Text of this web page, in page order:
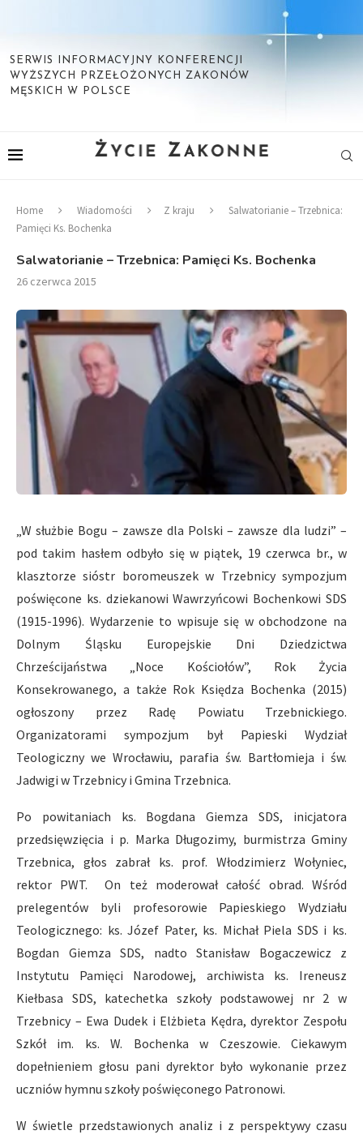
SERWIS INFORMACYJNY KONFERENCJI
WYŻSZYCH PRZEŁOŻONYCH ZAKONÓW
MĘSKICH W POLSCE
Home Wiadomości Z kraju
Salwatorianie – Trzebnica:
Pamięci Ks. Bochenka
Salwatorianie – Trzebnica: Pamięci Ks. Bochenka
26 czerwca 2015
„W służbie Bogu – zawsze dla Polski – zawsze dla ludzi” –
pod takim hasłem odbyło się w piątek, 19 czerwca br., w
klasztorze sióstr boromeuszek w Trzebnicy sympozjum
poświęcone ks. dziekanowi Wawrzyńcowi Bochenkowi SDS
(1915-1996). Wydarzenie to wpisuje się w obchodzone na
Dolnym Śląsku Europejskie Dni Dziedzictwa
Chrześcijaństwa „Noce Kościołów”, Rok Życia
Konsekrowanego, a także Rok Księdza Bochenka (2015)
ogłoszony przez Radę Powiatu Trzebnickiego.
Organizatorami sympozjum był Papieski Wydział
Teologiczny we Wrocławiu, parafia św. Bartłomieja i św.
Jadwigi w Trzebnicy i Gmina Trzebnica.
Po powitaniach ks. Bogdana Giemza SDS, inicjatora
przedsięwzięcia i p. Marka Długozimy, burmistrza Gminy
Trzebnica, głos zabrał ks. prof. Włodzimierz Wołyniec,
rektor PWT. On też moderował całość obrad. Wśród
prelegentów byli profesorowie Papieskiego Wydziału
Teologicznego: ks. Józef Pater, ks. Michał Piela SDS i ks.
Bogdan Giemza SDS, nadto Stanisław Bogaczewicz z
Instytutu Pamięci Narodowej, archiwista ks. Ireneusz
Kiełbasa SDS, katechetka szkoły podstawowej nr 2 w
Trzebnicy – Ewa Dudek i Elżbieta Kędra, dyrektor Zespołu
Szkół im. ks. W. Bochenka w Czeszowie. Ciekawym
dopełnieniem głosu pani dyrektor było wykonanie przez
uczniów hymnu szkoły poświęconego Patronowi.
W świetle przedstawionych analiz i z perspektywy czasu